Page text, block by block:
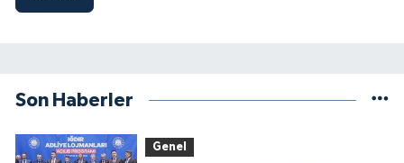
Son Haberler
Genel